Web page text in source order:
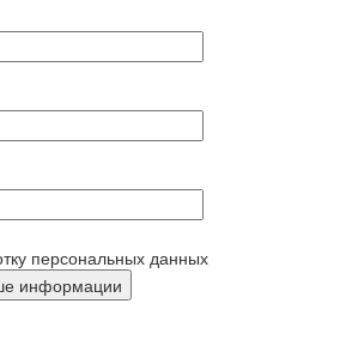
персональных данных